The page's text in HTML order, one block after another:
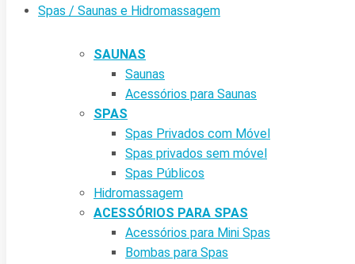
Spas / Saunas e Hidromassagem
SAUNAS
Saunas
Acessórios para Saunas
SPAS
Spas Privados com Móvel
Spas privados sem móvel
Spas Públicos
Hidromassagem
ACESSÓRIOS PARA SPAS
Acessórios para Mini Spas
Bombas para Spas